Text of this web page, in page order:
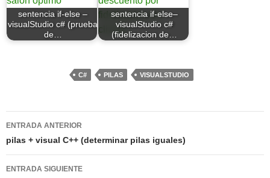
sentencia if-else –
visualStudio c# (prueba
de…
sentencia if-else–
visualStudio c#
(fidelizacion de…
C# PILAS VISUALSTUDIO
Navegación
de
entradas
ENTRADA ANTERIOR
pilas + visual C++ (determinar pilas iguales)
ENTRADA SIGUIENTE